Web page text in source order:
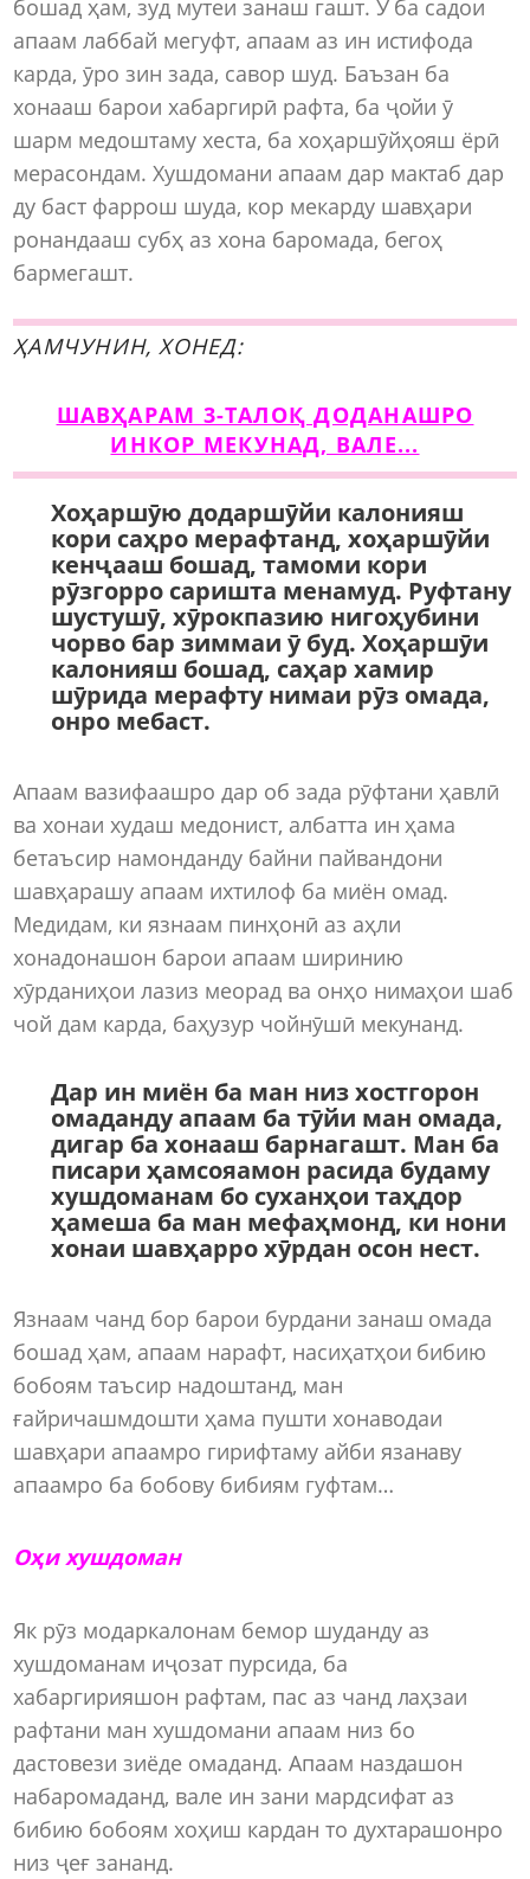
бошад ҳам, зуд мутеи занаш гашт. Ӯ ба садои
апаам лаббай мегуфт, апаам аз ин истифода
карда, ӯро зин зада, савор шуд. Баъзан ба
хонааш барои хабаргирӣ рафта, ба ҷойи ӯ
шарм медоштаму хеста, ба хоҳаршӯйҳояш ёрӣ
мерасондам. Хушдомани апаам дар мактаб дар
ду баст фаррош шуда, кор мекарду шавҳари
ронандааш субҳ аз хона баромада, бегоҳ
бармегашт.
ҲАМЧУНИН, ХОНЕД:
ШАВҲАРАМ 3-ТАЛОҚ ДОДАНАШРО
ИНКОР МЕКУНАД, ВАЛЕ...
Хоҳаршӯю додаршӯйи калонияш
кори саҳро мерафтанд, хоҳаршӯйи
кенҷааш бошад, тамоми кори
рӯзгорро саришта менамуд. Руфтану
шустушӯ, хӯрокпазию нигоҳубини
чорво бар зиммаи ӯ буд. Хоҳаршӯи
калонияш бошад, саҳар хамир
шӯрида мерафту нимаи рӯз омада,
онро мебаст.
Апаам вазифаашро дар об зада рӯфтани ҳавлӣ
ва хонаи худаш медонист, албатта ин ҳама
бетаъсир намонданду байни пайвандони
шавҳарашу апаам ихтилоф ба миён омад.
Медидам, ки язнаам пинҳонӣ аз аҳли
хонадонашон барои апаам ширинию
хӯрданиҳои лазиз меорад ва онҳо нимаҳои шаб
чой дам карда, баҳузур чойнӯшӣ мекунанд.
Дар ин миён ба ман низ хостгорон
омаданду апаам ба тӯйи ман омада,
дигар ба хонааш барнагашт. Ман ба
писари ҳамсояамон расида будаму
хушдоманам бо суханҳои таҳдор
ҳамеша ба ман мефаҳмонд, ки нони
хонаи шавҳарро хӯрдан осон нест.
Язнаам чанд бор барои бурдани занаш омада
бошад ҳам, апаам нарафт, насиҳатҳои бибию
бобоям таъсир надоштанд, ман
ғайричашмдошти ҳама пушти хонаводаи
шавҳари апаамро гирифтаму айби язанаву
апаамро ба бобову бибиям гуфтам…
Оҳи хушдоман
Як рӯз модаркалонам бемор шуданду аз
хушдоманам иҷозат пурсида, ба
хабаргирияшон рафтам, пас аз чанд лаҳзаи
рафтани ман хушдомани апаам низ бо
дастовези зиёде омаданд. Апаам наздашон
набаромаданд, вале ин зани мардсифат аз
бибию бобоям хоҳиш кардан то духтарашонро
низ ҷеғ зананд.